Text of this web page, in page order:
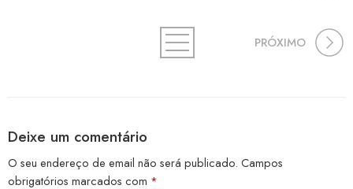
PRÓXIMO
Deixe um comentário
O seu endereço de email não será publicado. Campos
obrigatórios marcados com *